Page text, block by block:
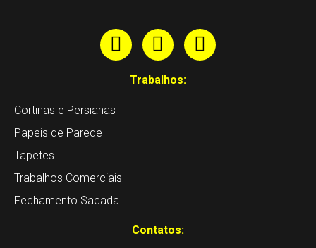
Trabalhos:
Cortinas e Persianas
Papeis de Parede
Tapetes
Trabalhos Comerciais
Fechamento Sacada
Contatos: